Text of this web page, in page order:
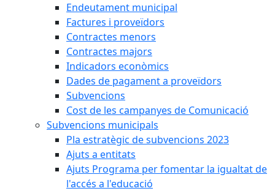
Endeutament municipal
Factures i proveïdors
Contractes menors
Contractes majors
Indicadors econòmics
Dades de pagament a proveïdors
Subvencions
Cost de les campanyes de Comunicació
Subvencions municipals
Pla estratègic de subvencions 2023
Ajuts a entitats
Ajuts Programa per fomentar la igualtat de
l'accés a l'educació